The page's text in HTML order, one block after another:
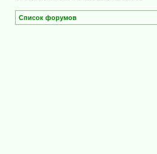
Список форумов